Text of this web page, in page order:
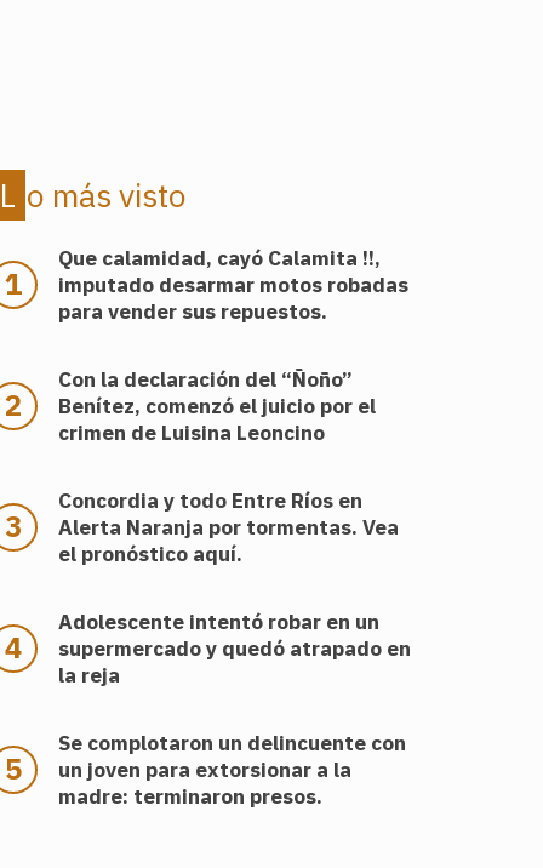
Lo más visto
Que calamidad, cayó Calamita !!,
imputado desarmar motos robadas
para vender sus repuestos.
Con la declaración del “Ñoño”
Benítez, comenzó el juicio por el
crimen de Luisina Leoncino
Concordia y todo Entre Ríos en
Alerta Naranja por tormentas. Vea
el pronóstico aquí.
Adolescente intentó robar en un
supermercado y quedó atrapado en
la reja
Se complotaron un delincuente con
un joven para extorsionar a la
madre: terminaron presos.